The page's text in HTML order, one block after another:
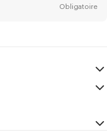
notamment sur les
Obligatoire